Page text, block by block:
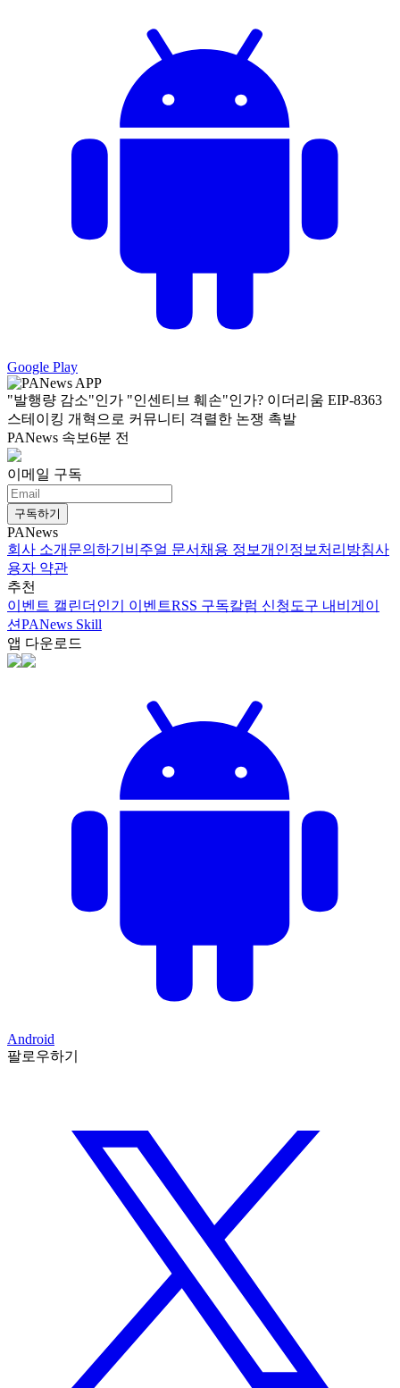
Google Play
"발행량 감소"인가 "인센티브 훼손"인가? 이더리움 EIP-8363
스테이킹 개혁으로 커뮤니티 격렬한 논쟁 촉발
PANews 속보6분 전
이메일 구독
구독하기
PANews
회사 소개 문의하기 비주얼 문서 채용 정보개인정보처리방침사
용자 약관
추천
이벤트 캘린더 인기 이벤트RSS 구독칼럼 신청 도구 내비게이
션PANews Skill
앱 다운로드
Android
팔로우하기